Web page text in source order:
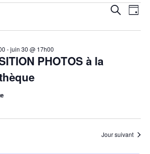
et
Recherche
Jour
PHOTOS à la
-juin 30 @ 17h00
Jour suivant